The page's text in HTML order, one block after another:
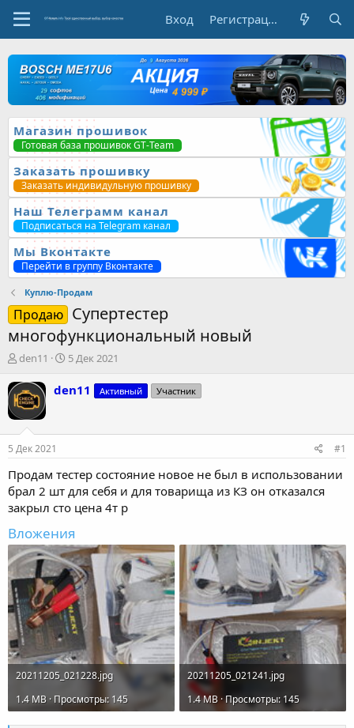
Вход Регистрация
Магазин прошивок
Готовая база прошивок GT-Team
Заказать прошивку
Заказать индивидульную прошивку
Наш Телеграмм канал
Подписаться на Telegram канал
Мы Вконтакте
Перейти в группу Вконтакте
Куплю-Продам
Продаю Супертестер
многофункциональный новый
А
т
о
р
е
м
ы
den11
Д
т
л
5 Дек 2021
den11 Активный Участник
5 Дек 2021 #1
Продам тестер состояние новое не был в использовании
брал 2 шт для себя и для товарища из КЗ он отказался
закрыл сто цена 4т р
Вложения
20211205_021228.jpg
1.4 MB · Просмотры: 145
20211205_021241.jpg
1.4 MB · Просмотры: 145